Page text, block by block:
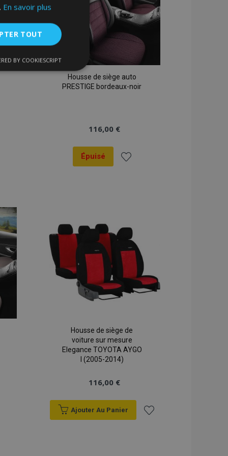
Housse de siège auto
PRESTIGE bordeaux-noir
116,00 €
Épuisé
d'achats
Housse de siège de
voiture sur mesure
Elegance TOYOTA AYGO
I (2005-2014)
116,00 €
Ajouter Au Panier
En savoir plus
TOUT
des
le nettoyage
le cookie
backend,
local et
true.
produit
consultés /
basées sur
à usage
de
d'un
la façon
au site,
d'un
entre
telles
les
BY COOKIESCRIPT